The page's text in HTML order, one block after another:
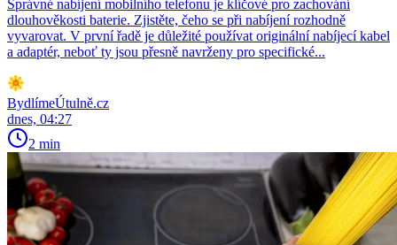
Správné nabíjení mobilního telefonu je klíčové pro zachování
dlouhověkosti baterie. Zjistěte, čeho se při nabíjení rozhodně
vyvarovat. V první řadě je důležité používat originální nabíjecí kabel
a adaptér, neboť ty jsou přesně navrženy pro specifické...
BydlímeÚtulně.cz
dnes, 04:27
2 min